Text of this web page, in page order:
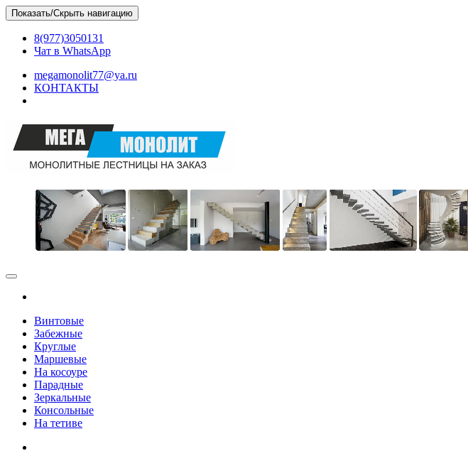
Skip
to
content
Показать/Скрыть навигацию
8(977)3050131
Чат в WhatsApp
megamonolit77@ya.ru
КОНТАКТЫ
МЕГАМОНОЛИТ
Бетонные монолитные лестницы в Москве и МО
Винтовые
Забежные
Круглые
Маршевые
На косоуре
Парадные
Зеркальные
Консольные
На тетиве